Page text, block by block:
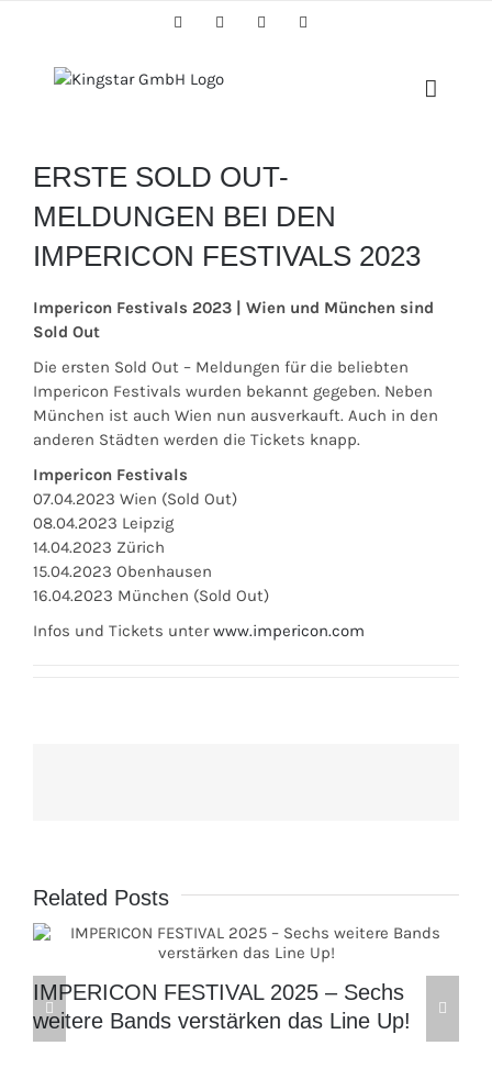
FacebookTwitter Instagram
ERSTE SOLD OUT-
MELDUNGEN BEI DEN
IMPERICON FESTIVALS 2023
Impericon Festivals 2023 | Wien und München sind
Sold Out
Die ersten Sold Out – Meldungen für die beliebten
Impericon Festivals wurden bekannt gegeben. Neben
München ist auch Wien nun ausverkauft. Auch in den
anderen Städten werden die Tickets knapp.
Impericon Festivals
07.04.2023 Wien (Sold Out)
08.04.2023 Leipzig
14.04.2023 Zürich
15.04.2023 Obenhausen
16.04.2023 München (Sold Out)
Infos und Tickets unterwww.impericon.com
Related Posts
IMPERICON FESTIVAL 2025 – Sechs
weitere Bands verstärken das Line Up!